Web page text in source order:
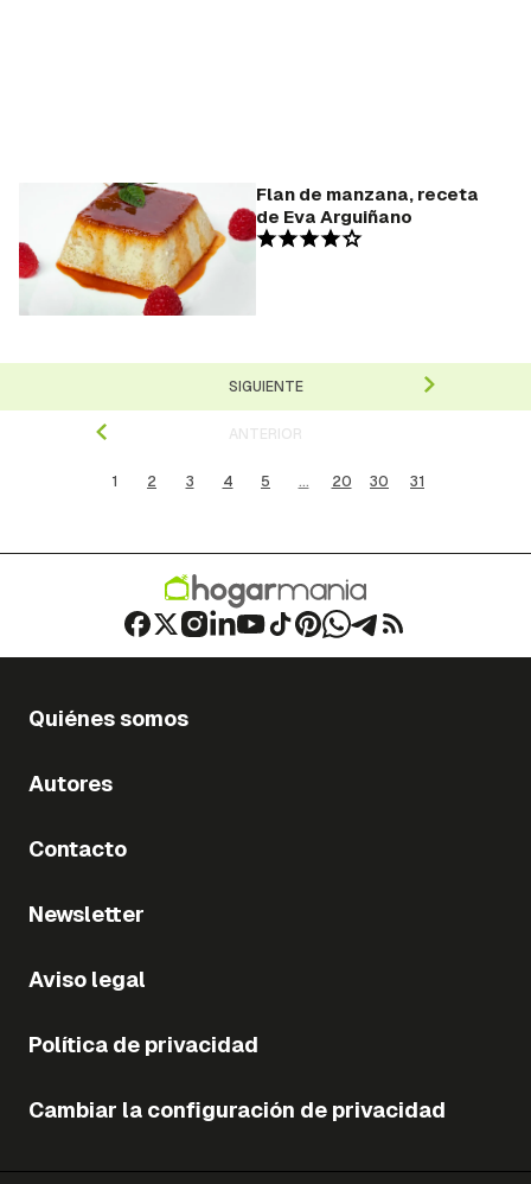
Flan de manzana, receta
de Eva Arguiñano
ANTERIOR
1 2 3 4 5 ... 20 30 31
SIGUIENTE
Quiénes somos
Autores
Contacto
Newsletter
Aviso legal
Política de privacidad
Cambiar la configuración de privacidad